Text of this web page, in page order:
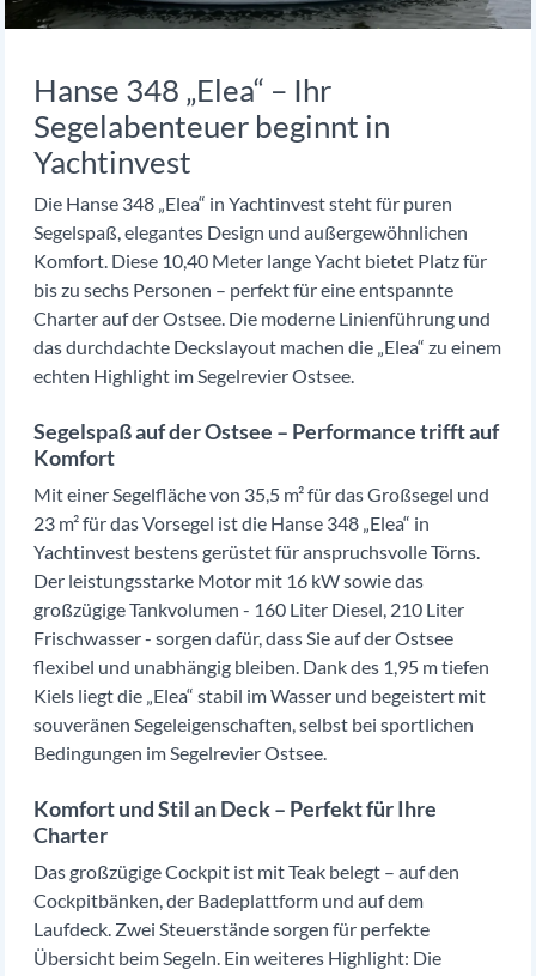
Hanse 348 „Elea“ – Ihr
Segelabenteuer beginnt in
Yachtinvest
Die Hanse 348 „Elea“ in Yachtinvest steht für puren
Segelspaß, elegantes Design und außergewöhnlichen
Komfort. Diese 10,40 Meter lange Yacht bietet Platz für
bis zu sechs Personen – perfekt für eine entspannte
Charter auf der Ostsee. Die moderne Linienführung und
das durchdachte Deckslayout machen die „Elea“ zu einem
echten Highlight im Segelrevier Ostsee.
Segelspaß auf der Ostsee – Performance trifft auf
Komfort
Mit einer Segelfläche von 35,5 m² für das Großsegel und
23 m² für das Vorsegel ist die Hanse 348 „Elea“ in
Yachtinvest bestens gerüstet für anspruchsvolle Törns.
Der leistungsstarke Motor mit 16 kW sowie das
großzügige Tankvolumen - 160 Liter Diesel, 210 Liter
Frischwasser - sorgen dafür, dass Sie auf der Ostsee
flexibel und unabhängig bleiben. Dank des 1,95 m tiefen
Kiels liegt die „Elea“ stabil im Wasser und begeistert mit
souveränen Segeleigenschaften, selbst bei sportlichen
Bedingungen im Segelrevier Ostsee.
Komfort und Stil an Deck – Perfekt für Ihre
Charter
Das großzügige Cockpit ist mit Teak belegt – auf den
Cockpitbänken, der Badeplattform und auf dem
Laufdeck. Zwei Steuerstände sorgen für perfekte
Übersicht beim Segeln. Ein weiteres Highlight: Die